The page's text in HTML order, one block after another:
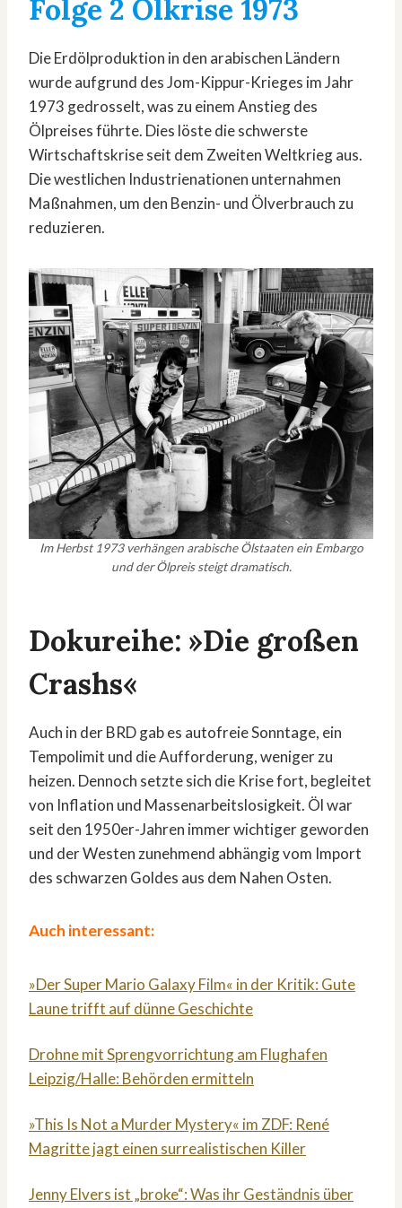
Folge 2 Ölkrise 1973
Die Erdölproduktion in den arabischen Ländern
wurde aufgrund des Jom-Kippur-Krieges im Jahr
1973 gedrosselt, was zu einem Anstieg des
Ölpreises führte. Dies löste die schwerste
Wirtschaftskrise seit dem Zweiten Weltkrieg aus.
Die westlichen Industrienationen unternahmen
Maßnahmen, um den Benzin- und Ölverbrauch zu
reduzieren.
Im Herbst 1973 verhängen arabische Ölstaaten ein Embargo
und der Ölpreis steigt dramatisch.
Dokureihe: »Die großen
Crashs«
Auch in der BRD gab es autofreie Sonntage, ein
Tempolimit und die Aufforderung, weniger zu
heizen. Dennoch setzte sich die Krise fort, begleitet
von Inflation und Massenarbeitslosigkeit. Öl war
seit den 1950er-Jahren immer wichtiger geworden
und der Westen zunehmend abhängig vom Import
des schwarzen Goldes aus dem Nahen Osten.
Auch interessant:
»Der Super Mario Galaxy Film« in der Kritik: Gute
Laune trifft auf dünne Geschichte
Drohne mit Sprengvorrichtung am Flughafen
Leipzig/Halle: Behörden ermitteln
»This Is Not a Murder Mystery« im ZDF: René
Magritte jagt einen surrealistischen Killer
Jenny Elvers ist „broke“: Was ihr Geständnis über